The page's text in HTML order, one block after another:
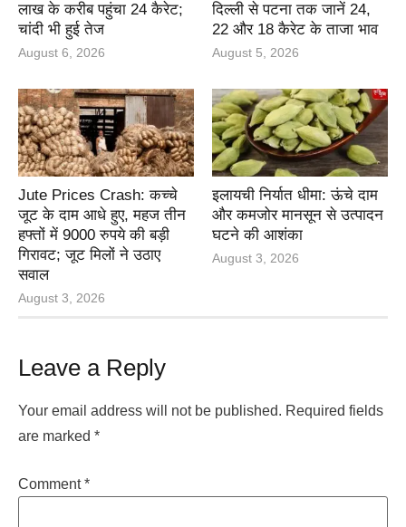
लाख के करीब पहुंचा 24 कैरेट;
चांदी भी हुई तेज
August 6, 2026
दिल्ली से पटना तक जानें 24,
22 और 18 कैरेट के ताजा भाव
August 5, 2026
Jute Prices Crash: कच्चे
जूट के दाम आधे हुए, महज तीन
हफ्तों में 9000 रुपये की बड़ी
गिरावट; जूट मिलों ने उठाए
सवाल
August 3, 2026
इलायची निर्यात धीमा: ऊंचे दाम
और कमजोर मानसून से उत्पादन
घटने की आशंका
August 3, 2026
Leave a Reply
Your email address will not be published. Required fields
are marked *
Comment*